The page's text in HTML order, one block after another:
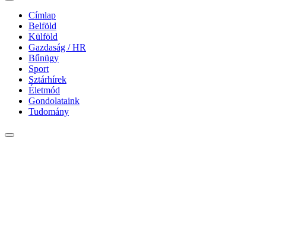
Címlap
Belföld
Külföld
Gazdaság / HR
Bűnügy
Sport
Sztárhírek
Életmód
Gondolataink
Tudomány